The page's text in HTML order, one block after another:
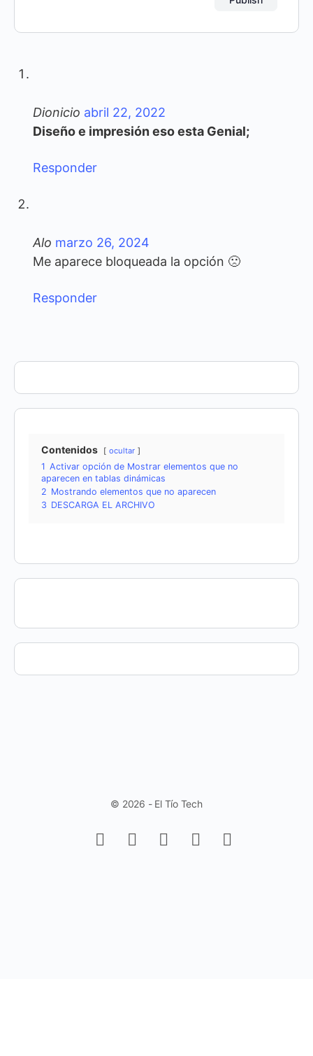
Dionicio abril 22, 2022
Diseño e impresión eso esta Genial;
Responder
Alo marzo 26, 2024
Me aparece bloqueada la opción 🙁
Responder
Contenidos ocultar
1 Activar opción de Mostrar elementos que no
aparecen en tablas dinámicas
2 Mostrando elementos que no aparecen
3 DESCARGA EL ARCHIVO
© 2026 - El Tío Tech